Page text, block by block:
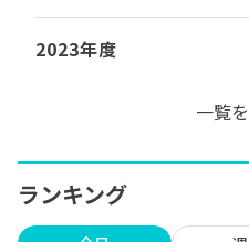
2023年度
一覧
ランキング